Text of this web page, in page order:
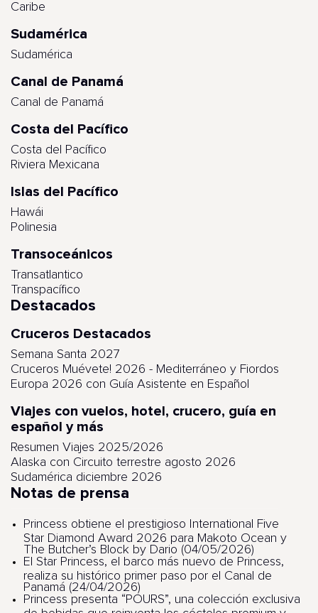
Caribe
Sudamérica
Sudamérica
Canal de Panamá
Canal de Panamá
Costa del Pacífico
Costa del Pacífico
Riviera Mexicana
Islas del Pacífico
Hawái
Polinesia
Transoceánicos
Transatlantico
Transpacífico
Destacados
Cruceros Destacados
Semana Santa 2027
Cruceros Muévete! 2026 - Mediterráneo y Fiordos
Europa 2026 con Guía Asistente en Español
Viajes con vuelos, hotel, crucero, guía en
español y más
Resumen Viajes 2025/2026
Alaska con Circuito terrestre agosto 2026
Sudamérica diciembre 2026
Notas de prensa
Princess obtiene el prestigioso International Five
Star Diamond Award 2026 para Makoto Ocean y
The Butcher’s Block by Dario (04/05/2026)
El Star Princess, el barco más nuevo de Princess,
realiza su histórico primer paso por el Canal de
Panamá (24/04/2026)
Princess presenta “POURS”, una colección exclusiva